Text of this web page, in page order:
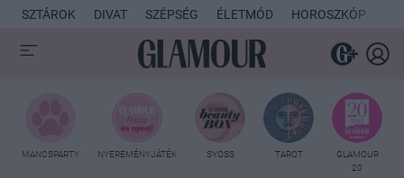
SZTÁROK DIVAT SZÉPSÉG ÉLETMÓD HOROSZKÓP
MANCSPARTY NYEREMÉNYJÁTÉK SYOSS TAROT
GLAMOUR
20